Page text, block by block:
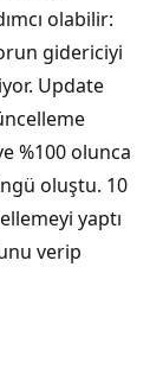
olabilir:
gidericiyi
Update
%100 olunca
oluştu. 10
yaptı
verip